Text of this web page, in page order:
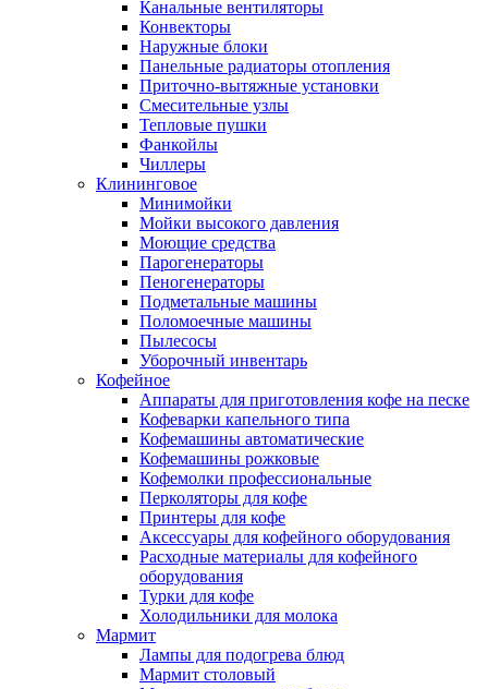
Канальные вентиляторы
Конвекторы
Наружные блоки
Панельные радиаторы отопления
Приточно-вытяжные установки
Смесительные узлы
Тепловые пушки
Фанкойлы
Чиллеры
Клининговое
Минимойки
Мойки высокого давления
Моющие средства
Парогенераторы
Пеногенераторы
Подметальные машины
Поломоечные машины
Пылесосы
Уборочный инвентарь
Кофейное
Аппараты для приготовления кофе на песке
Кофеварки капельного типа
Кофемашины автоматические
Кофемашины рожковые
Кофемолки профессиональные
Перколяторы для кофе
Принтеры для кофе
Аксессуары для кофейного оборудования
Расходные материалы для кофейного
оборудования
Турки для кофе
Холодильники для молока
Мармит
Лампы для подогрева блюд
Мармит столовый